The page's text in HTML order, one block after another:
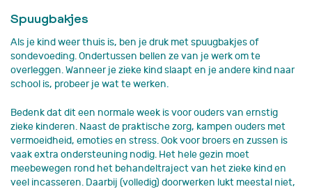
Spuugbakjes
Als je kind weer thuis is, ben je druk met spuugbakjes of
sondevoeding. Ondertussen bellen ze van je werk om te
overleggen. Wanneer je zieke kind slaapt en je andere kind naar
school is, probeer je wat te werken.
Bedenk dat dit een normale week is voor ouders van ernstig
zieke kinderen. Naast de praktische zorg, kampen ouders met
vermoeidheid, emoties en stress. Ook voor broers en zussen is
vaak extra ondersteuning nodig. Het hele gezin moet
meebewegen rond het behandeltraject van het zieke kind en
veel incasseren. Daarbij (volledig) doorwerken lukt meestal niet,